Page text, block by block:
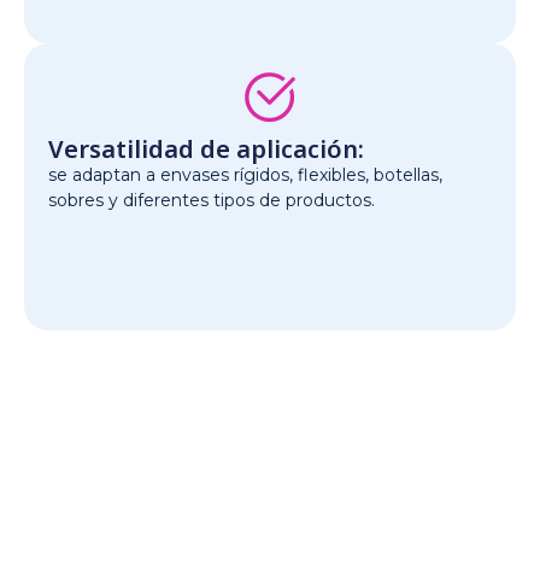
Versatilidad de aplicación:
se adaptan a envases rígidos, flexibles, botellas,
sobres y diferentes tipos de productos.